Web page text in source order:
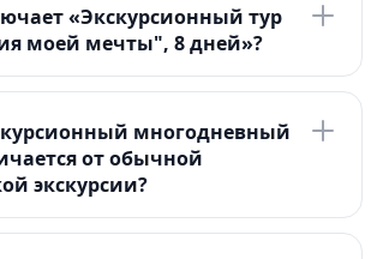
«Экскурсионный тур
моей мечты", 8 дней»?
многодневный
от обычной
экскурсии?